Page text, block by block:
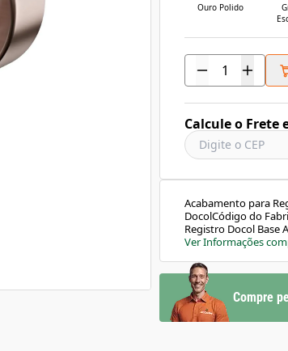
Ouro Polido
Calcule o Frete
Acabamento para
DocolCódigo do
Registro Docol Base
sofisticação e
equilibrado.
resistente a
confortável com sua
Durabilidade
corrosão.
Ver Informações
Compre